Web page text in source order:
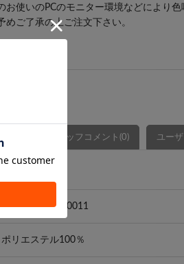
使いのPCのモニター環境などにより色
めご了承の上ご注文下さい。
スタッフコメント(0) ユー
MYZ1061412A0011
ポリエステル100％